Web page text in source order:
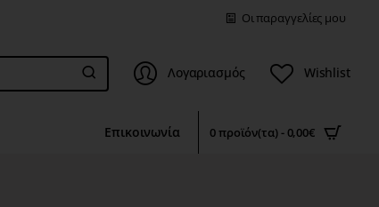
Οι παραγγελίες μου
Λογαριασμός Wishlist
Επικοινωνία 0 προϊόν(τα) - 0,00€